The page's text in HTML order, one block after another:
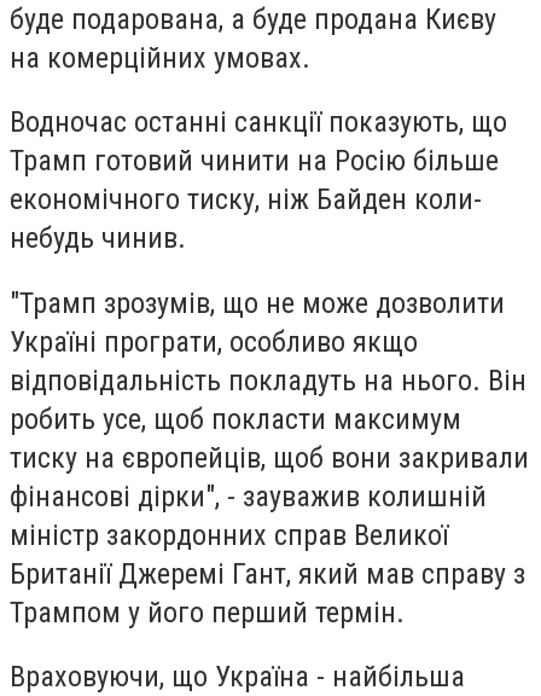
буде подарована, а буде продана Києву
на комерційних умовах.
Водночас останні санкції показують, що
Трамп готовий чинити на Росію більше
економічного тиску, ніж Байден коли-
небудь чинив.
"Трамп зрозумів, що не може дозволити
Україні програти, особливо якщо
відповідальність покладуть на нього. Він
робить усе, щоб покласти максимум
тиску на європейців, щоб вони закривали
фінансові дірки", - зауважив колишній
міністр закордонних справ Великої
Британії Джеремі Гант, який мав справу з
Трампом у його перший термін.
Враховуючи, що Україна - найбільша